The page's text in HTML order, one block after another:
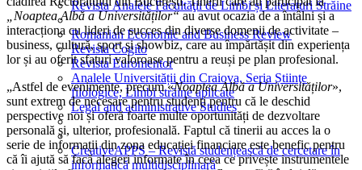
Revista Analele Facultăţii de Limbi și Literaturi Străine
Romanian Economic and Business Review
Revista Cogito
Revista Euromentor
Analele Universității din Craiova, Seria Științe
filologice, Limbi străine aplicate
Legal and administrative Studies
CreativeAPPS – Revistă studențească de cercetare în
informatică multidisciplinară
„Noaptea Albă a Universităților“au avut ocazia de a întâlni și a
interacționa cu lideri de succes din diverse domenii de activitate –
business, cultură, sport și showbiz, care au împărtășit din experiența
lor și au oferit sfaturi valoroase pentru a reuși pe plan profesional.
„Astfel de evenimente, precum «Noaptea Albă a Universităților»,
sunt extrem de necesare pentru studenți pentru că le deschid
perspective noi și oferă foarte multe oportunități de dezvoltare
personală și, ulterior, profesională. Faptul că tinerii au acces la o
serie de informații din zona educației financiare este benefic pentru
că îi ajută să facă alegeri informate în ceea ce privește instrumentele